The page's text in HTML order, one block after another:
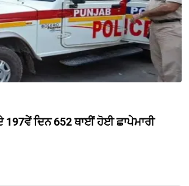
197ਵੇਂ ਦਿਨ 652 ਥਾਈਂ ਹੋਈ ਛਾਪੇਮਾਰੀ